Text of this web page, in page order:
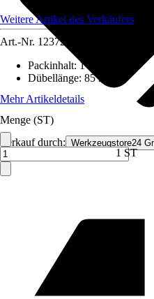
Verkauf durch: Werkzeugstore24
Weitere Artikel des Verkäufers
Art.-Nr. 12372769
Packinhalt: 1 Stück
Dübellänge: 85 mm
Mehr Artikeldetails
Menge (ST)
1 ST